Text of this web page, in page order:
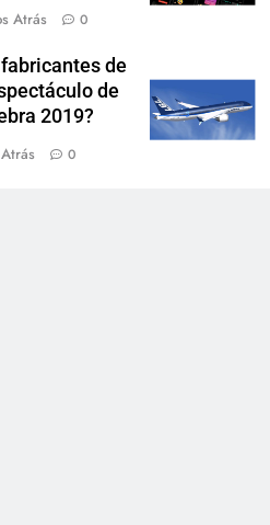
Atrás 0
de
de
2019?
0